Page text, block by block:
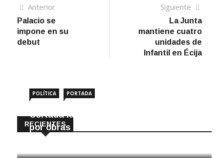
Navegación
de
entradas
AnteriorArtículo
anterior
Palacio se
impone en su
debut
Siguiente
La Junta
mantiene cuatro
unidades de
Infantil en Écija
RECIENTES
POLÍTICA PORTADA
Cortada la SE-9105 hacia La Montiela
por obras hasta final de año